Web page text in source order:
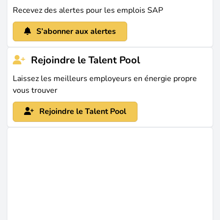
lamaintenance, et IS-U avec son successeur
S/4HANA Utilities pour le comptage et la facturation.
Les rôles se répartissent en trois familles. Les
consultants fonctionnels et utilisateurs clés
métier en transactions. Les développeurs (ABAP,
Fiori, BTP) construisent les extensions qu’accumule
chaque implémentation. Les contrôleurs de gestion,
comptables et analystes utilisent le système au
Recevez des alertes pour les emplois SAP
S’abonner aux alertes
Rejoindre le Talent Pool
Laissez les meilleurs employeurs en énergie propre
vous trouver
Rejoindre le Talent Pool